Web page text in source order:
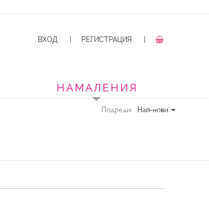
ВХОД РЕГИСТРАЦИЯ
НАМАЛЕНИЯ
Подреди: Най-нови